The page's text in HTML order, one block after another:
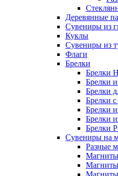
Деревянные
Сувениры из
Куклы
Сувениры из
Флаги
Брелки
Брелки
Брелки
Брелки
Брелки
Брелки
Брелки
Брелки
Сувениры на
Разные
Магниты